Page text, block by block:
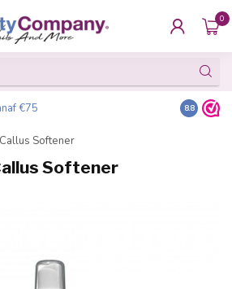
0
€75 Besteld
8.8
Softener
Softener